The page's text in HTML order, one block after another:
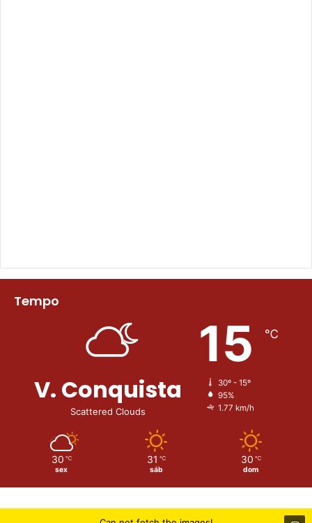
Tempo
V. Conquista
Scattered Clouds
15 ℃
30º - 15º
95%
1.77 km/h
30 ℃
sex
31 ℃
sáb
30 ℃
dom